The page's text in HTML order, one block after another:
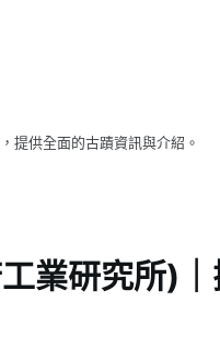
提供全面的古蹟資訊與介紹。
業研究所)